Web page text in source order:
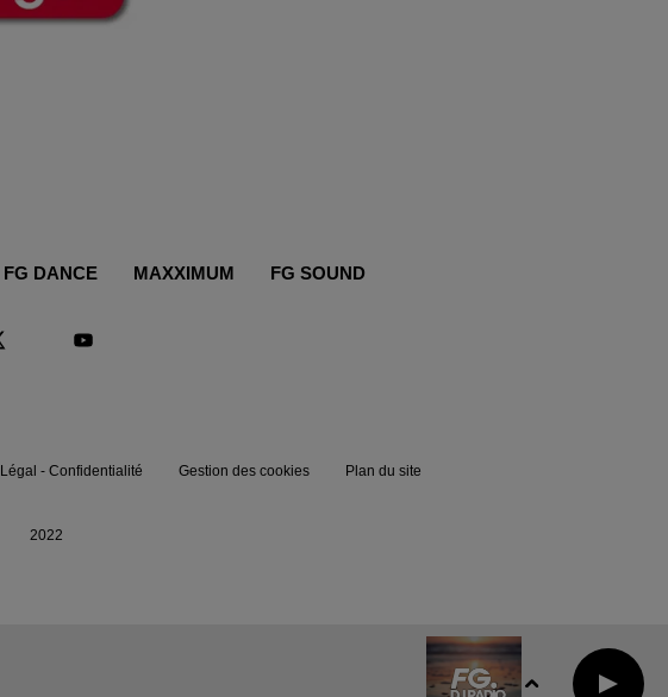
FG DANCE MAXXIMUM FG SOUND
Légal - Confidentialité Gestion des cookies Plan du site
2022